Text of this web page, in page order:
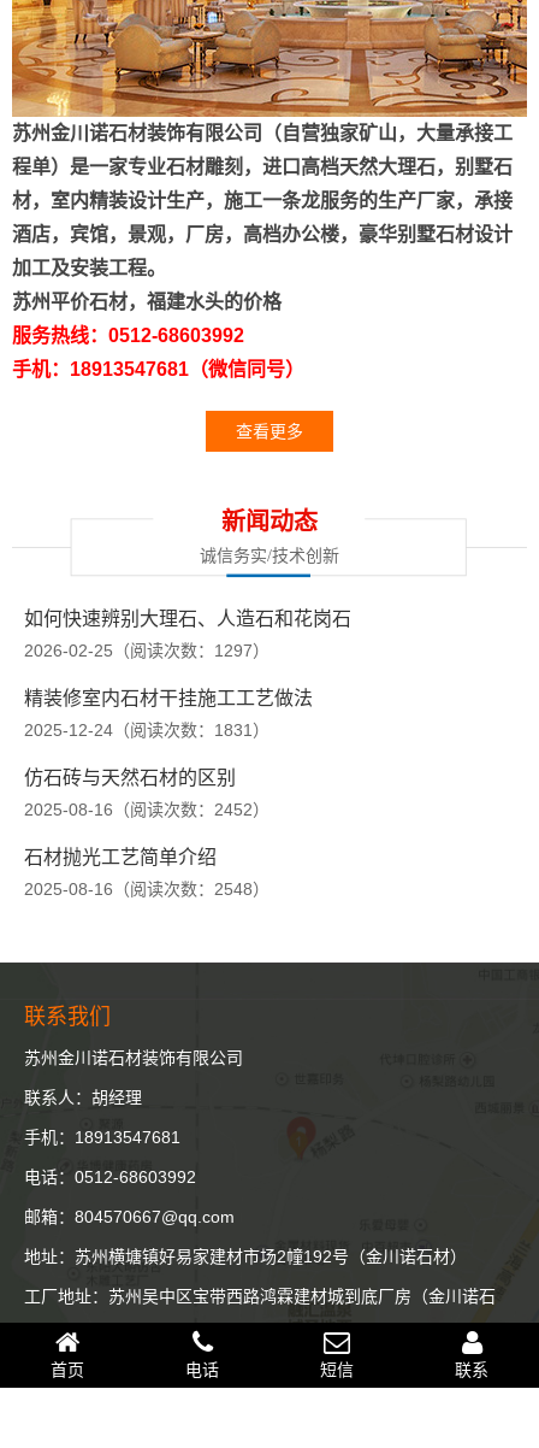
苏州金川诺石材装饰有限公司（自营独家矿山，大量承接工
程单）是一家专业石材雕刻，进口高档天然大理石，别墅石
材，室内精装设计生产，施工一条龙服务的生产厂家，承接
酒店，宾馆，景观，厂房，高档办公楼，豪华别墅石材设计
加工及安装工程。
苏州平价石材，福建水头的价格
服务热线：0512-68603992
手机：18913547681（微信同号）
查看更多
新闻动态
诚信务实/技术创新
如何快速辨别大理石、人造石和花岗石
2026-02-25（阅读次数：1297）
精装修室内石材干挂施工工艺做法
2025-12-24（阅读次数：1831）
仿石砖与天然石材的区别
2025-08-16（阅读次数：2452）
石材抛光工艺简单介绍
2025-08-16（阅读次数：2548）
联系我们
苏州金川诺石材装饰有限公司
联系人：胡经理
手机：18913547681
电话：0512-68603992
邮箱：804570667@qq.com
地址：苏州横塘镇好易家建材市场2幢192号（金川诺石材）
工厂地址：苏州吴中区宝带西路鸿霖建材城到底厂房（金川诺石
首页
电话 短信 联系